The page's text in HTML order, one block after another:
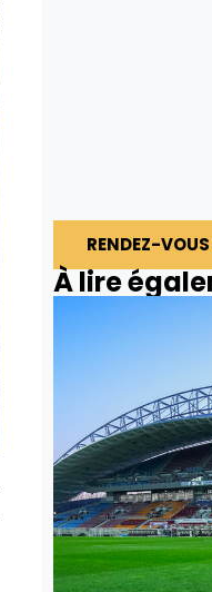
RENDEZ-
À lire